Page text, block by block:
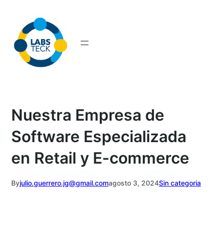
contenido
Nuestra Empresa de
Software Especializada
en Retail y E-commerce
Byjulio.guerrero.jg@gmail.comagosto 3, 2024Sin categoria